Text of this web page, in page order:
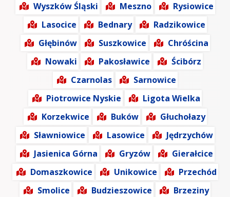
Wyszków Śląski
Meszno
Rysiowice
Lasocice
Bednary
Radzikowice
Głębinów
Suszkowice
Chróścina
Nowaki
Pakosławice
Ścibórz
Czarnolas
Sarnowice
Piotrowice Nyskie
Ligota Wielka
Korzekwice
Buków
Głuchołazy
Sławniowice
Lasowice
Jędrzychów
Jasienica Górna
Gryzów
Gierałcice
Domaszkowice
Unikowice
Przechód
Smolice
Budzieszowice
Brzeziny